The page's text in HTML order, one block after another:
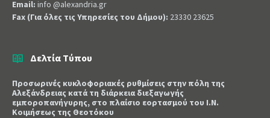
Email: info @alexandria.gr
Fax (Για όλες τις Υπηρεσίες του Δήμου): 23330 23625
Δελτία Τύπου
Προσωρινές κυκλοφοριακές ρυθμίσεις στην πόλη της
Αλεξάνδρειας κατά τη διάρκεια διεξαγωγής
εμποροπανήγυρης, στο πλαίσιο εορτασμού του Ι.Ν.
Κοιμήσεως της Θεοτόκου